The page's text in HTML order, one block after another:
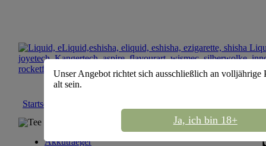
Startseite
Tee Sortiment
Akkutraeger
Unser Angebot richtet sich ausschließlich an volljährige
alt sein.
Ja, ich bin 18+